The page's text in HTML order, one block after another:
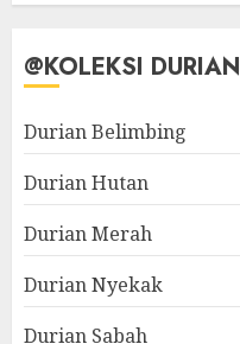
@KOLEKSI DURIAN
Durian Belimbing
Durian Hutan
Durian Merah
Durian Nyekak
Durian Sabah